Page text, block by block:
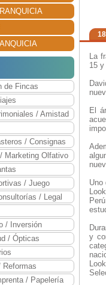
de Fincas
/ Amistad
/ Consignas
Marketing Olfativo
/ Juego
/ Legal
/ Inversión
/ Ópticas
Reformas
/ Papelería
La
15
El
Uno
y